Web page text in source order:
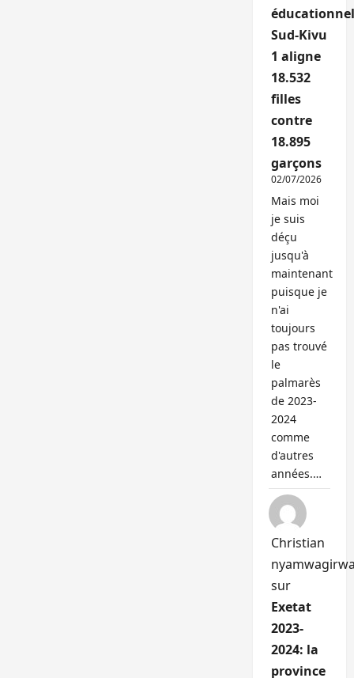
Sud-Kivu
1 aligne
18.532
filles
contre
18.895
garçons
02/07/2026
Mais moi
je suis
déçu
jusqu'à
maintenant
puisque je
n'ai
toujours
pas trouvé
le
palmarès
de 2023-
2024
comme
d'autres
années.…
Christian
sur
Exetat
2023-
2024: la
province